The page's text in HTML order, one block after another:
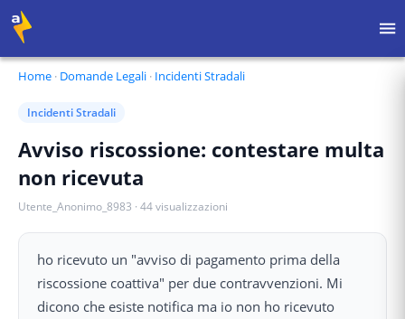
Home · Domande Legali · Incidenti Stradali
Incidenti Stradali
Avviso riscossione: contestare multa
non ricevuta
Utente_Anonimo_8983 · 44visualizzazioni
ho ricevuto un "avviso di pagamento prima della
riscossione coattiva" per due contravvenzioni. Mi
dicono che esiste notifica ma io non ho ricevuto